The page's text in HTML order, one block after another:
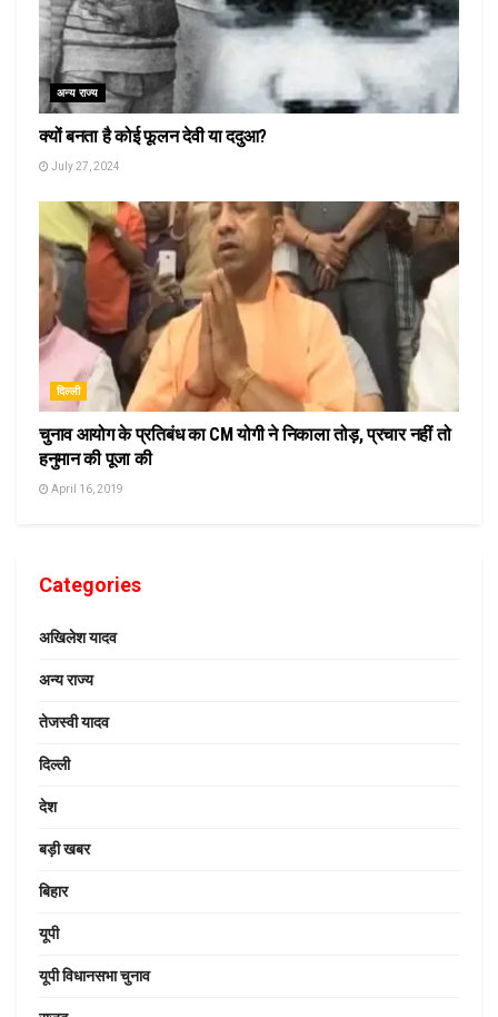
अन्य राज्य
क्यों बनता है कोई फूलन देवी या ददुआ?
July 27, 2024
दिल्ली
चुनाव आयोग के प्रतिबंध का CM योगी ने निकाला तोड़, प्रचार नहीं तो
हनुमान की पूजा की
April 16, 2019
Categories
अखिलेश यादव
अन्य राज्य
तेजस्वी यादव
दिल्ली
देश
बड़ी खबर
बिहार
यूपी
यूपी विधानसभा चुनाव